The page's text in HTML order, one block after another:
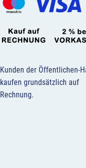
Kunden der Öffentlichen-
kaufen grundsätzlich auf
Rechnung.